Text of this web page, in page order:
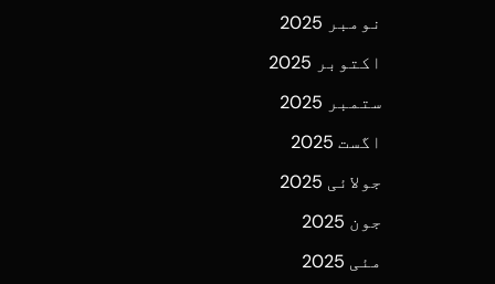
نومبر 2025
اکتوبر 2025
ستمبر 2025
اگست 2025
جولائی 2025
جون 2025
مئی 2025